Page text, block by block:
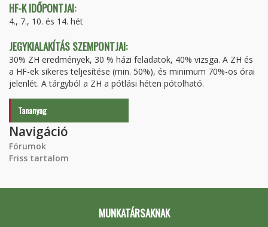
HF-K IDŐPONTJAI:
4., 7., 10. és 14. hét
JEGYKIALAKÍTÁS SZEMPONTJAI:
30% ZH eredmények, 30 % házi feladatok, 40% vizsga. A ZH és
a HF-ek sikeres teljesítése (min. 50%), és minimum 70%-os órai
jelenlét. A tárgyból a ZH a pótlási héten pótolható.
Tananyag
Navigáció
Fórumok
Friss tartalom
MUNKATÁRSAKNAK